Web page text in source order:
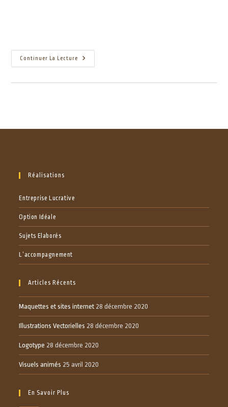
Continuer La Lecture
Réalisations
Entreprise Lucrative
Option Idéale
Sujets Elaborés
L’accompagnement
Articles Récents
Maquettes et sites internet 28 décembre 2020
Illustrations Vectorielles 28 décembre 2020
Logotype 28 décembre 2020
Visuels animés 25 avril 2020
En Savoir Plus